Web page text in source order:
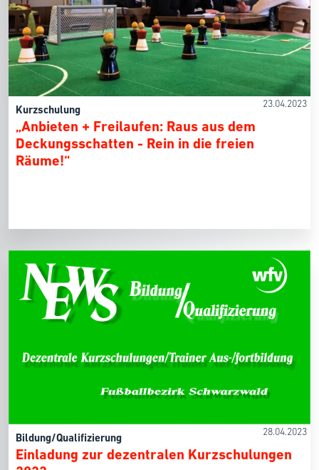
23.04.2023
Kurzschulung
„Anbieten + Freilaufen: Raus aus dem
Deckungsschatten - Rein in die freien
Räume!“
28.04.2023
Bildung/Qualifizierung
Einladung zur dezentralen Kurzschulungen